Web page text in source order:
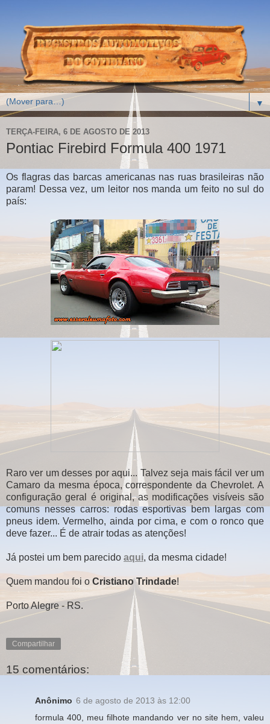
▼
TERÇA-FEIRA, 6 DE AGOSTO DE 2013
Pontiac Firebird Formula 400 1971
Os flagras das barcas americanas nas ruas brasileiras não
param! Dessa vez, um leitor nos manda um feito no sul do
país:
Raro ver um desses por aqui... Talvez seja mais fácil ver um
Camaro da mesma época, correspondente da Chevrolet. A
configuração geral é original, as modificações visíveis são
comuns nesses carros: rodas esportivas bem largas com
pneus idem. Vermelho, ainda por cima, e com o ronco que
deve fazer... É de atrair todas as atenções!
Já postei um bem parecido aqui, da mesma cidade!
Quem mandou foi o Cristiano Trindade!
Porto Alegre - RS.
Compartilhar
15 comentários:
Anônimo 6 de agosto de 2013 às 12:00
formula 400, meu filhote mandando ver no site hem, valeu